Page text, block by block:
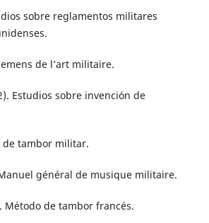
sobre reglamentos militares
de l’art militaire.
Estudios sobre invención de
de tambor militar.
général de musique militaire.
Método de tambor francés.